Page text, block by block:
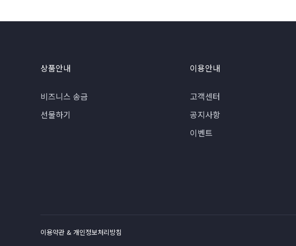
상품안내
비즈니스 송금
선물하기
이용안내
고객센터
공지사항
이벤트
이용약관 & 개인정보처리방침